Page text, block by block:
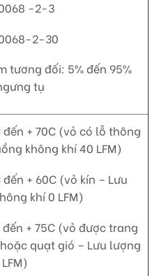
-2-3
2-30
tương đối: 5% đến 95%
tụ
+ 70C (vỏ có lỗ thông
không khí 40 LFM)
+ 60C (vỏ kín – Lưu
khí 0 LFM)
+ 75C (vỏ được trang
quạt gió – Lưu lượng